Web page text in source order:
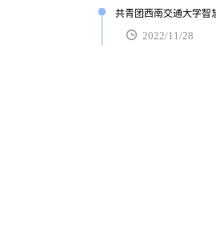
共青团西南交通大学智
2022/11/28